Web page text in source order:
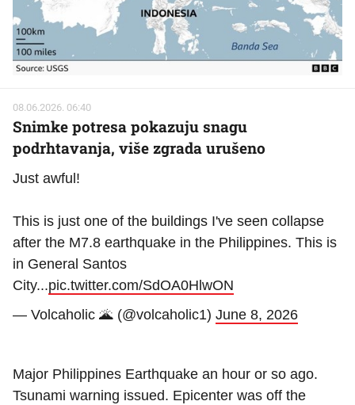
08.06.2026. 06:40
Snimke potresa pokazuju snagu
podrhtavanja, više zgrada urušeno
Just awful!
This is just one of the buildings I've seen collapse
after the M7.8 earthquake in the Philippines. This is
in General Santos
City...pic.twitter.com/SdOA0HlwON
— Volcaholic 🌋 (@volcaholic1) June 8, 2026
Major Philippines Earthquake an hour or so ago.
Tsunami warning issued. Epicenter was off the